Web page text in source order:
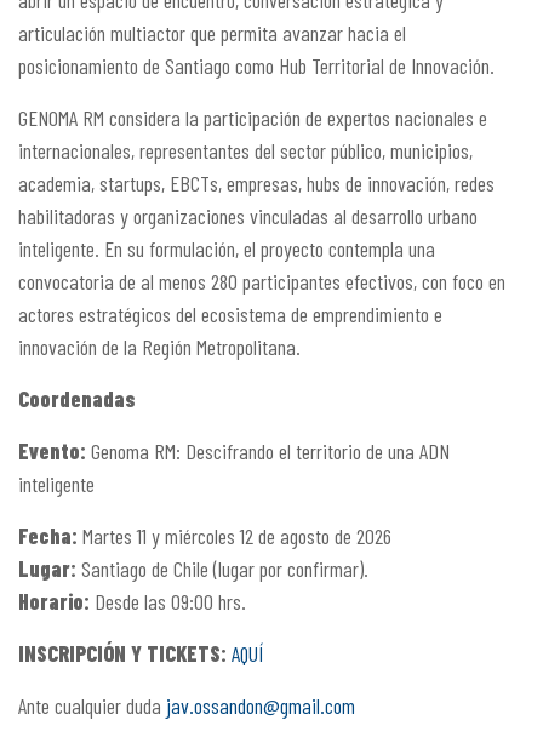
articulación multiactor que permita avanzar hacia el
posicionamiento de Santiago como Hub Territorial de Innovación.
GENOMA RM considera la participación de expertos nacionales e
internacionales, representantes del sector público, municipios,
academia, startups, EBCTs, empresas, hubs de innovación, redes
habilitadoras y organizaciones vinculadas al desarrollo urbano
inteligente. En su formulación, el proyecto contempla una
convocatoria de al menos 280 participantes efectivos, con foco en
actores estratégicos del ecosistema de emprendimiento e
innovación de la Región Metropolitana.
Coordenadas
Evento: Genoma RM: Descifrando el territorio de una ADN
inteligente
Fecha: Martes 11 y miércoles 12 de agosto de 2026
Lugar: Santiago de Chile (lugar por confirmar).
Horario: Desde las 09:00 hrs.
INSCRIPCIÓN Y TICKETS: AQUÍ
Ante cualquier duda jav.ossandon@gmail.com